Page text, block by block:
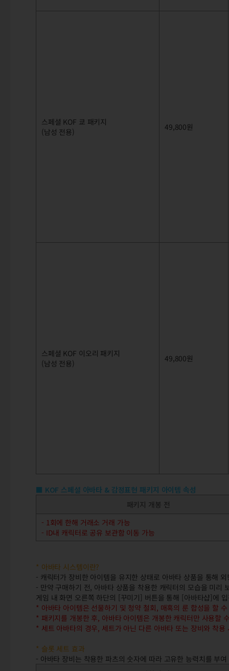
스페셜 KOF 쿄 패키지
(남성 전용)
49,800원
스페셜 KOF 이오리 패키지
(남성 전용)
49,800원
■ KOF 스페셜 아바타 & 감정표현 패키지 아이템 속성
패키지 개봉 전
- 1회에 한해 거래소 거래 가능
- ID내 캐릭터로 공유 보관함 이동 가능
* 아바타 시스템이란?
- 캐릭터가 장비한 아이템을 유지한 상태로 아바타 상품을 통해
- 만약 구매하기 전, 아바타 상품을 착용한 캐릭터의 모습을 미리
게임 내 화면 오른쪽 하단의 [꾸미기] 버튼을 통해 [아바타샵]에
* 아바타 아이템은 선물하기 및 청약 철회, 매혹의 룬 합성을 할
* 패키지를 개봉한 후, 아바타 아이템은 개봉한 캐릭터만 사용할
* 세트 아바타의 경우, 세트가 아닌 다른 아바타 또는 장비와 착
* 슬롯 세트 효과
- 아바타 장비는 착용한 파츠의 숫자에 따라 고유한 능력치를 부